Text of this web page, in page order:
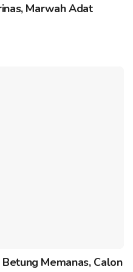
Marwah Adat
Memanas, Calon